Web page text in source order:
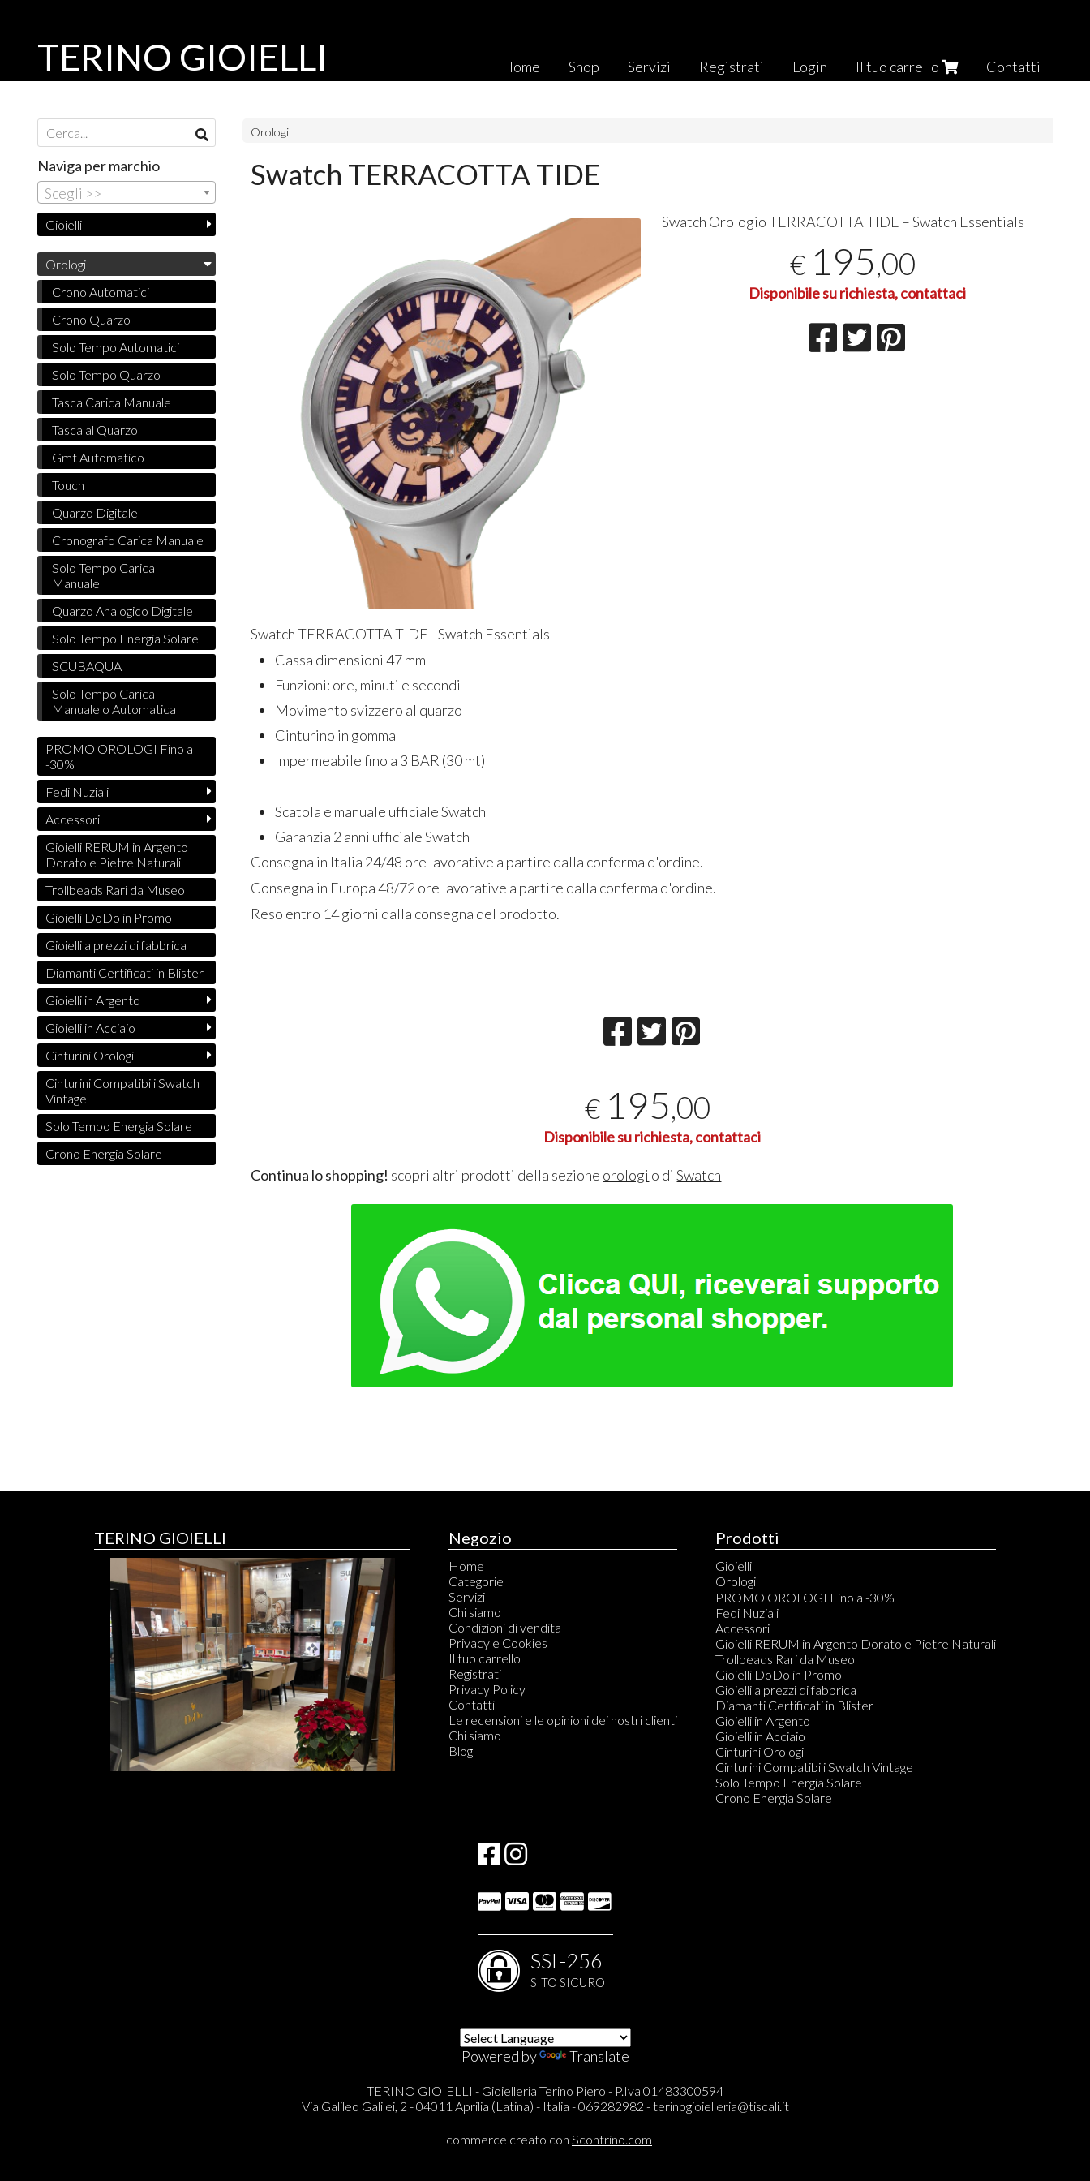
Home Shop Servizi Registrati Login Il tuo carrello Contatti
TERINO GIOIELLI
Orologi
Swatch TERRACOTTA TIDE
Swatch OrologioTERRACOTTATIDE – Swatch Essentials
€ 195,00
Disponibile su richiesta, contattaci
Swatch TERRACOTTA TIDE - Swatch Essentials
Cassa dimensioni 47 mm
Funzioni: ore, minuti e secondi
Movimento svizzero al quarzo
Cinturino in gomma
Impermeabile fino a 3 BAR (30 mt)
Scatola e manuale ufficiale Swatch
Garanzia 2 anni ufficiale Swatch
Consegna in Italia 24/48 ore lavorative a partire dalla conferma d'ordine.
Consegna in Europa 48/72 ore lavorative a partire dalla conferma d'ordine.
Reso entro 14 giorni dalla consegna del prodotto.
€ 195,00
Disponibile su richiesta, contattaci
Continua lo shopping! scopri altri prodotti della sezione orologi o diSwatch
Naviga per marchio
Scegli >>
Gioielli
Orologi
Crono Automatici
Crono Quarzo
Solo Tempo Automatici
Solo Tempo Quarzo
Tasca Carica Manuale
Tasca al Quarzo
Gmt Automatico
Touch
Quarzo Digitale
Cronografo Carica Manuale
Solo Tempo Carica
Manuale
Quarzo Analogico Digitale
Solo Tempo Energia Solare
SCUBAQUA
Solo Tempo Carica
Manuale o Automatica
PROMO OROLOGI Fino a
-30%
Fedi Nuziali
Accessori
Gioielli RERUM in Argento
Dorato e Pietre Naturali
Trollbeads Rari da Museo
Gioielli DoDo in Promo
Gioielli a prezzi di fabbrica
Diamanti Certificati in Blister
Gioielli in Argento
Gioielli in Acciaio
Cinturini Orologi
Cinturini Compatibili Swatch
Vintage
Solo Tempo Energia Solare
Crono Energia Solare
TERINO GIOIELLI Negozio
Home
Categorie
Servizi
Chi siamo
Condizioni di vendita
Privacy e Cookies
Il tuo carrello
Registrati
Privacy Policy
Contatti
Le recensioni e le opinioni dei nostri clienti
Chi siamo
Blog
Prodotti
Gioielli
Orologi
Crono Automatici
Crono Quarzo
Solo Tempo Automatici
Solo Tempo Quarzo
Tasca Carica Manuale
Tasca al Quarzo
Gmt Automatico
Touch
Quarzo Digitale
Cronografo Carica Manuale
Solo Tempo Carica Manuale
Quarzo Analogico Digitale
Solo Tempo Energia Solare
SCUBAQUA
PROMO OROLOGI Fino a -30%
Fedi Nuziali
Accessori
Gioielli RERUM in Argento Dorato e Pietre Naturali
Trollbeads Rari da Museo
Gioielli DoDo in Promo
Gioielli a prezzi di fabbrica
Diamanti Certificati in Blister
Gioielli in Argento
Gioielli in Acciaio
Cinturini Orologi
Cinturini Compatibili Swatch Vintage
Solo Tempo Energia Solare
Crono Energia Solare
SSL-256
SITO SICURO
Powered by Translate
TERINO GIOIELLI - Gioielleria Terino Piero - P.Iva 01483300594
Via Galileo Galilei, 2 - 04011 Aprilia (Latina) - Italia - 069282982 -terinogioielleria@tiscali.it
Ecommerce creato con Scontrino.com